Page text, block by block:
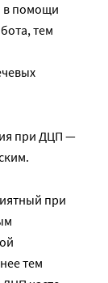
в помощи
тем
при ДЦП —
при
тем